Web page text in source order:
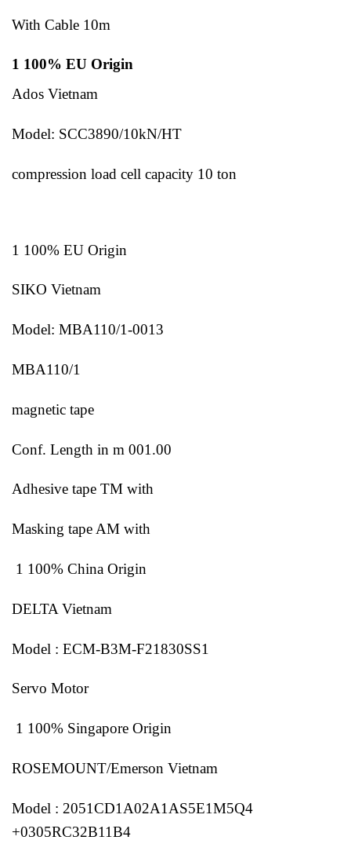
With Cable 10m
1 100% EU Origin
Ados Vietnam
Model: SCC3890/10kN/HT
compression load cell capacity 10 ton
1 100% EU Origin
SIKO Vietnam
Model: MBA110/1-0013
MBA110/1
magnetic tape
Conf. Length in m 001.00
Adhesive tape TM with
Masking tape AM with
1 100% China Origin
DELTA Vietnam
Model : ECM-B3M-F21830SS1
Servo Motor
1 100% Singapore Origin
ROSEMOUNT/Emerson Vietnam
Model : 2051CD1A02A1AS5E1M5Q4
+0305RC32B11B4